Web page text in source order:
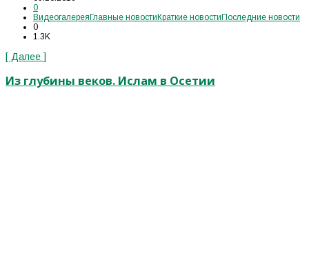
0
ВидеогалереяГлавные новостиКраткие новостиПоследние новости
0
1.3K
[ Далее ]
Из глубины веков. Ислам в Осетии